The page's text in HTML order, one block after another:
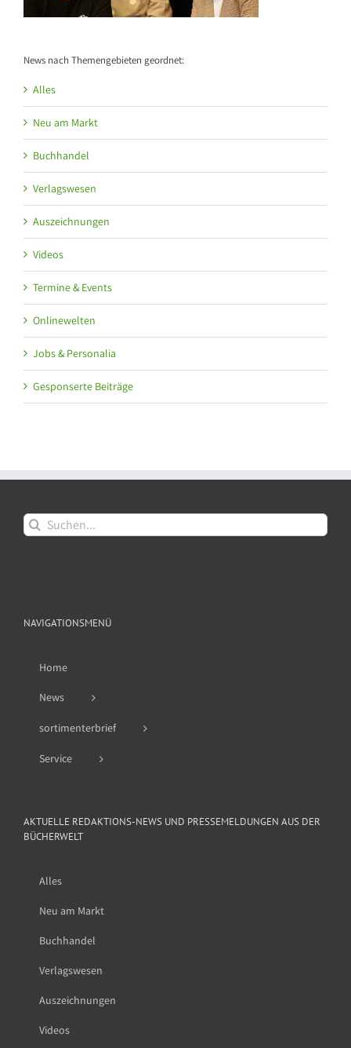
News nach Themengebieten geordnet:
Alles
Neu am Markt
Buchhandel
Verlagswesen
Auszeichnungen
Videos
Termine & Events
Onlinewelten
Jobs & Personalia
Gesponserte Beiträge
Suche
nach:
NAVIGATIONSMENÜ
Home
News
sortimenterbrief
Service
AKTUELLE REDAKTIONS-NEWS UND PRESSEMELDUNGEN AUS DER
BÜCHERWELT
Alles
Neu am Markt
Buchhandel
Verlagswesen
Auszeichnungen
Videos